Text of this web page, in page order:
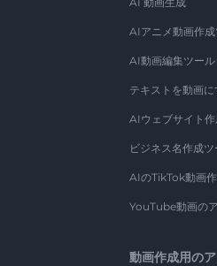
AIアニメ動画作
AI動画編集ツール
テキストを動画
AIウェブサイト作
ビジネス名作成ツ
AIのTikTok動画
YouTube動画の
動画作成用のア